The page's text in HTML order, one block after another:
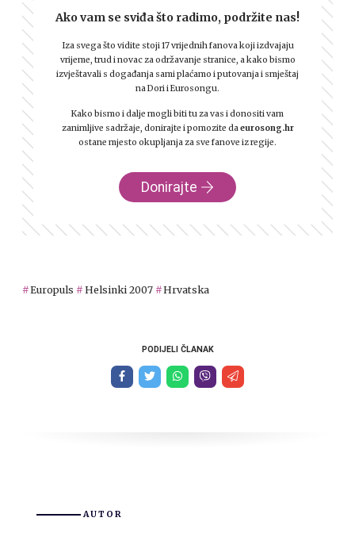
Ako vam se sviđa što radimo, podržite nas!
Iza svega što vidite stoji 17 vrijednih fanova koji izdvajaju
vrijeme, trud i novac za održavanje stranice, a kako bismo
izvještavali s događanja sami plaćamo i putovanja i smještaj
na Dori i Eurosongu.
Kako bismo i dalje mogli biti tu za vas i donositi vam
zanimljive sadržaje, donirajte i pomozite daeurosong.hr
ostane mjesto okupljanja za sve fanove iz regije.
Donirajte
Europuls Helsinki 2007 Hrvatska
PODIJELI ČLANAK
AUTOR